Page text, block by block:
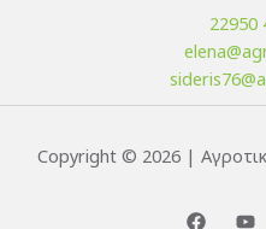
22950
Copyright © 2026 |